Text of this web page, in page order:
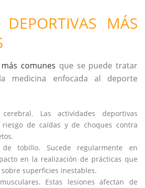
DEPORTIVAS MÁS
comunes que se puede tratar
medicina enfocada al deporte
Las actividades deportivas
de caídas y de choques contra
de tobillo. Sucede regularmente en
en la realización de prácticas que
superficies inestables.
Estas lesiones afectan de